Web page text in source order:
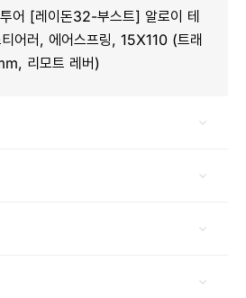
어 [레이돈32-부스트] 알로이 테
어러, 에어스프링, 15X110 (트래
리모트 레버)